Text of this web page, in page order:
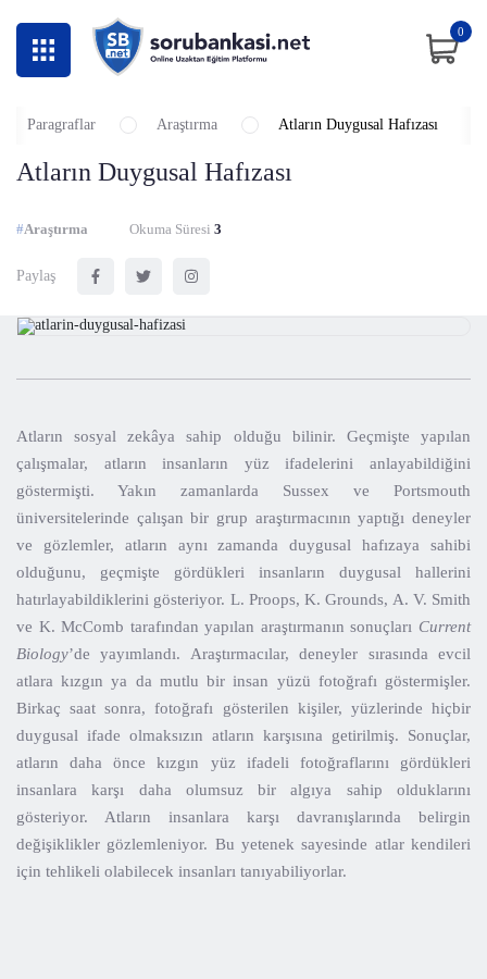
0
Paragraflar Araştırma Atların Duygusal Hafızası
Atların Duygusal Hafızası
#Araştırma Okuma Süresi 3
Paylaş
Atların sosyal zekâya sahip olduğu bilinir. Geçmişte yapılan
çalışmalar, atların insanların yüz ifadelerini anlayabildiğini
göstermişti. Yakın zamanlarda Sussex ve Portsmouth
üniversitelerinde çalışan bir grup araştırmacının yaptığı deneyler
ve gözlemler, atların aynı zamanda duygusal hafızaya sahibi
olduğunu, geçmişte gördükleri insanların duygusal hallerini
hatırlayabildiklerini gösteriyor. L. Proops, K. Grounds, A. V. Smith
ve K. McComb tarafından yapılan araştırmanın sonuçları Current
Biology’de yayımlandı. Araştırmacılar, deneyler sırasında evcil
atlara kızgın ya da mutlu bir insan yüzü fotoğrafı göstermişler.
Birkaç saat sonra, fotoğrafı gösterilen kişiler, yüzlerinde hiçbir
duygusal ifade olmaksızın atların karşısına getirilmiş. Sonuçlar,
atların daha önce kızgın yüz ifadeli fotoğraflarını gördükleri
insanlara karşı daha olumsuz bir algıya sahip olduklarını
gösteriyor. Atların insanlara karşı davranışlarında belirgin
değişiklikler gözlemleniyor. Bu yetenek sayesinde atlar kendileri
için tehlikeli olabilecek insanları tanıyabiliyorlar.